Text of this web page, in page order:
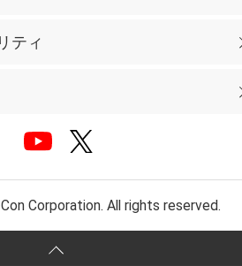
ティ
Corporation. All rights reserved.